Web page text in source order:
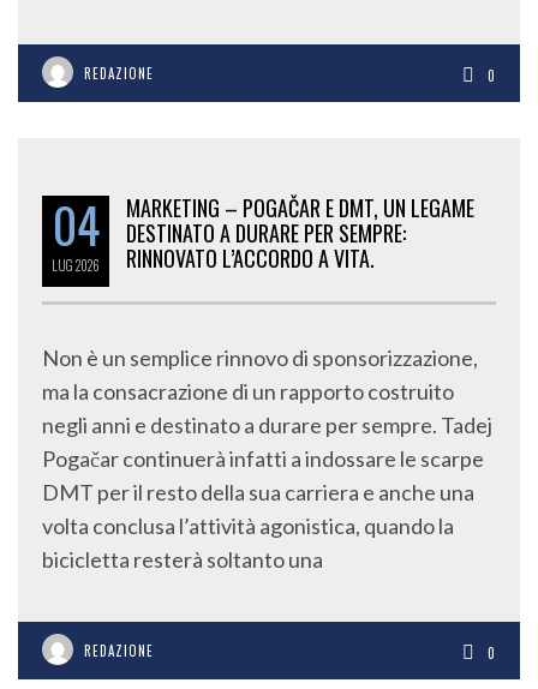
REDAZIONE 0
04
LUG2026
MARKETING – POGAČAR E DMT, UN LEGAME
DESTINATO A DURARE PER SEMPRE:
RINNOVATO L’ACCORDO A VITA.
Non è un semplice rinnovo di sponsorizzazione,
ma la consacrazione di un rapporto costruito
negli anni e destinato a durare per sempre. Tadej
Pogačar continuerà infatti a indossare le scarpe
DMT per il resto della sua carriera e anche una
volta conclusa l’attività agonistica, quando la
bicicletta resterà soltanto una
REDAZIONE 0